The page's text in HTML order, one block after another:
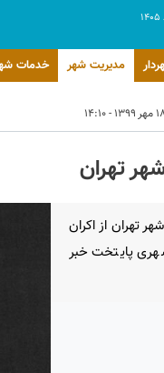
مدیریت شهر خدمات
- ۱۴:۱۰
تهران
تهران از اکران
پایتخت خبر